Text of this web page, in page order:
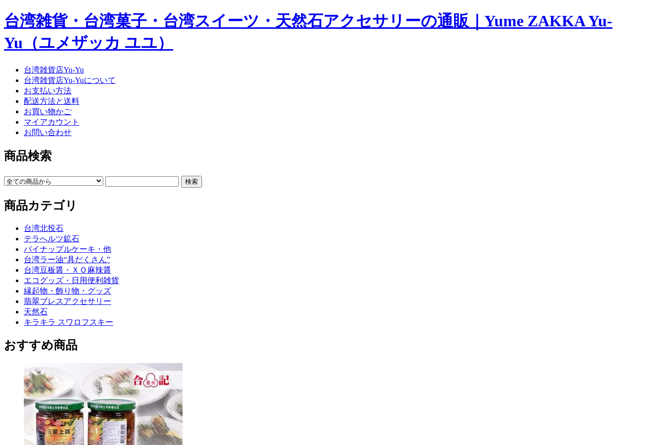
台湾雑貨・台湾菓子・台湾スイーツ・天然石アクセサリーの通販｜Yume ZAKKA Yu-
Yu（ユメザッカ ユユ）
台湾雑貨店Yu-Yu
台湾雑貨店Yu-Yuについて
お支払い方法
配送方法と送料
お買い物かご
マイアカウント
お問い合わせ
商品検索
商品カテゴリ
台湾北投石
テラへルツ鉱石
パイナップルケーキ・他
台湾ラー油“具だくさん”
台湾豆板醤・ＸＯ麻辣醤
エコグッズ・日用便利雑貨
縁起物・飾り物・グッズ
翡翠ブレスアクセサリー
天然石
キラキラ スワロフスキー
おすすめ商品